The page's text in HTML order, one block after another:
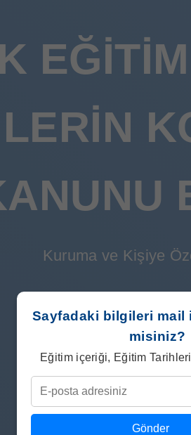
Kuruma ve Kişiye
Sayfadaki bilgileri mail
misiniz?
Eğitim içeriği, Eğitim
Gönder